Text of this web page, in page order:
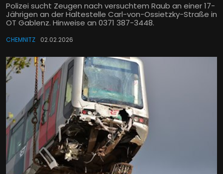
Polizei sucht Zeugen nach versuchtem Raub an einer 17-
Jährigen an der Haltestelle Carl-von-Ossietzky-Straße in
OT Gablenz. Hinweise an 0371 387-3448.
CHEMNITZ 02.02.2026